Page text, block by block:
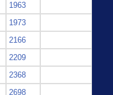
1963
1973
2166
2209
2368
2698